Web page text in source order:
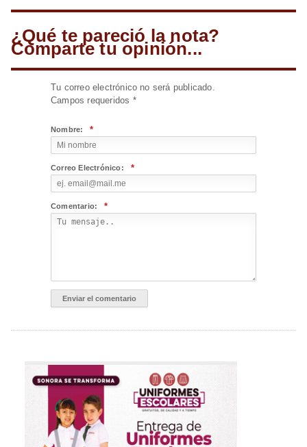
¿Qué te pareció la nota?
Comparte tu opinión...
Tu correo electrónico no será publicado.
Campos requeridos *
Nombre: *
Correo Electrónico: *
Comentario: *